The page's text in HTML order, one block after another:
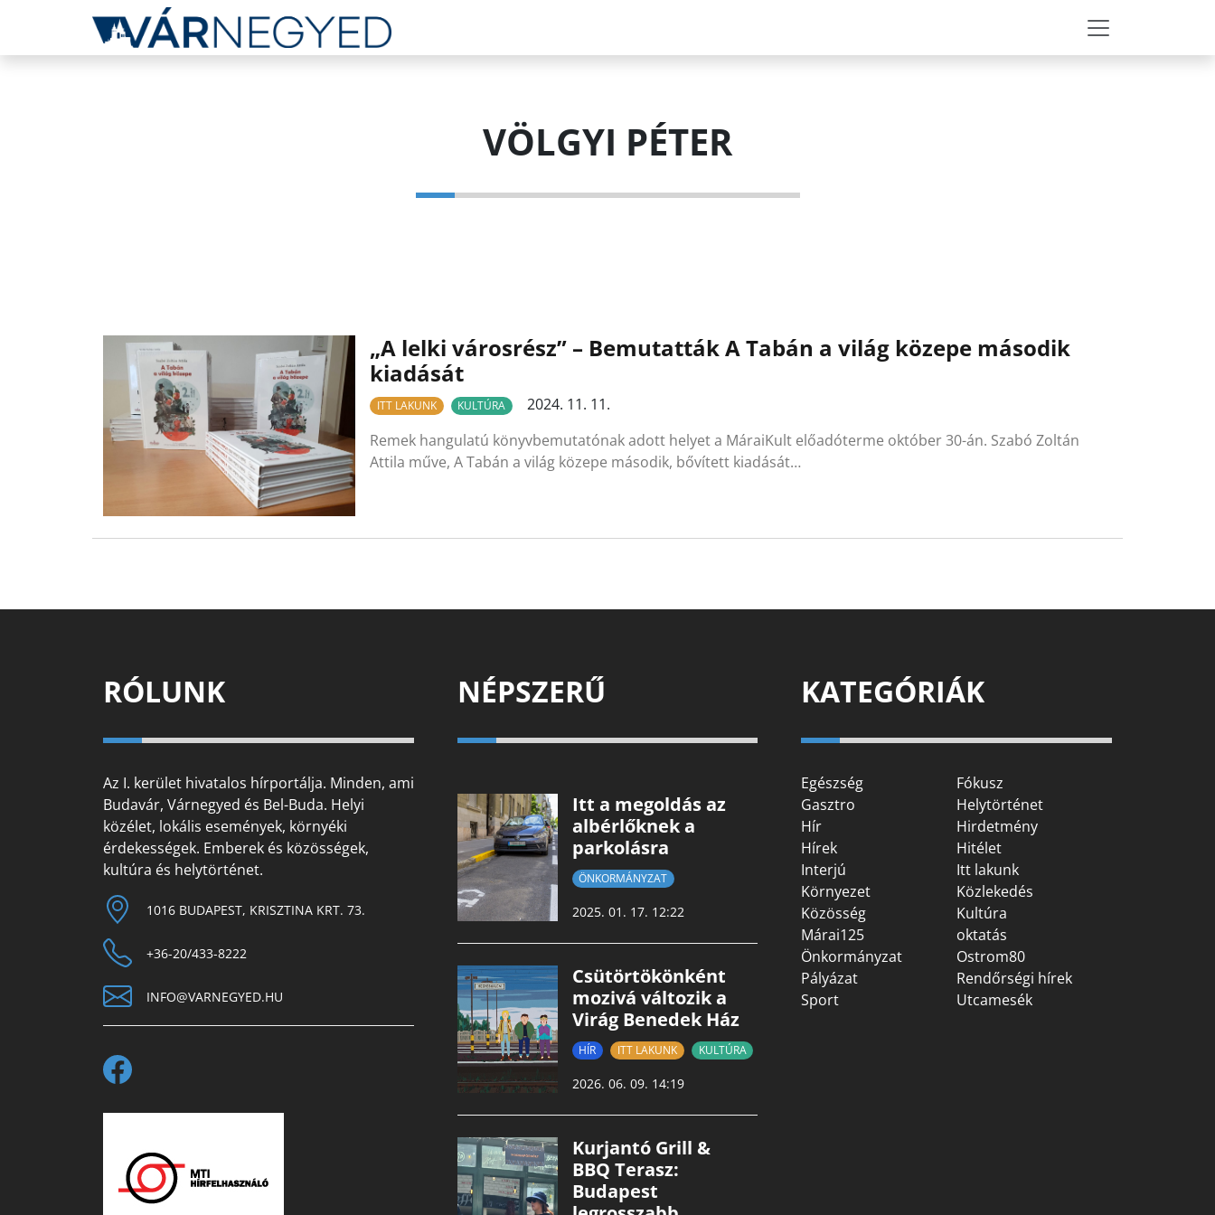
VÖLGYI PÉTER
„A lelki városrész” – Bemutatták A Tabán a világ közepe második
kiadását
ITT LAKUNK KULTÚRA
2024. 11. 11.
Remek hangulatú könyvbemutatónak adott helyet a MáraiKult előadóterme október 30-án. Szabó Zoltán
Attila műve, A Tabán a világ közepe második, bővített kiadását…
RÓLUNK
Az I. kerület hivatalos hírportálja. Minden, ami
Budavár, Várnegyed és Bel-Buda. Helyi
közélet, lokális események, környéki
érdekességek. Emberek és közösségek,
kultúra és helytörténet.
1016 BUDAPEST, KRISZTINA KRT. 73.
+36-20/433-8222
INFO@VARNEGYED.HU
NÉPSZERŰ
Itt a megoldás az
albérlőknek a
parkolásra
ÖNKORMÁNYZAT
2025. 01. 17. 12:22
Csütörtökönként
mozivá változik a
Virág Benedek Ház
HÍR ITT LAKUNK KULTÚRA
2026. 06. 09. 14:19
Kurjantó Grill &
BBQ Terasz:
Budapest
KATEGÓRIÁK
Egészség
Fókusz
Gasztro
Helytörténet
Hír
Hirdetmény
Hírek
Hitélet
Interjú
Itt lakunk
Környezet
Közlekedés
Közösség
Kultúra
Márai125
oktatás
Önkormányzat
Ostrom80
Pályázat
Rendőrségi hírek
Sport
Utcamesék